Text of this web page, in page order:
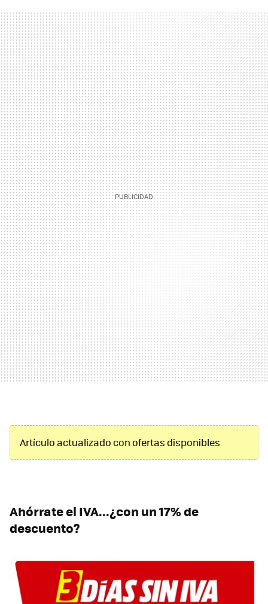
Artículo actualizado con ofertas disponibles
Ahórrate el IVA...¿con un 17% de
descuento?